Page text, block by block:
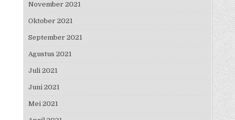
November 2021
Oktober 2021
September 2021
Agustus 2021
Juli 2021
Juni 2021
Mei 2021